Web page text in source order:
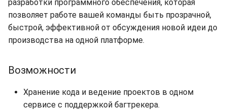
s
e
a
Отчёты
Расписание проверок
Статистика
Поиск
Удаление файлов
Синхронизация с
Gateways
Способы подключений
Гайды
Ресурсы
разработки программного обеспечения, которая
позволяет работе вашей команды быть прозрачной,
быстрой, эффективной от обсуждения новой идеи до
производства на одной платформе.
Возможности
Хранение кода и ведение проектов в одном
сервисе с поддержкой багтрекера.